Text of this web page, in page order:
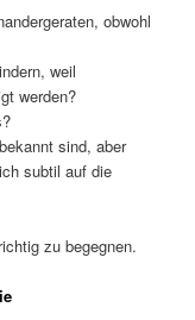
obwohl
weil
werden?
sind, aber
subtil auf die
zu begegnen.